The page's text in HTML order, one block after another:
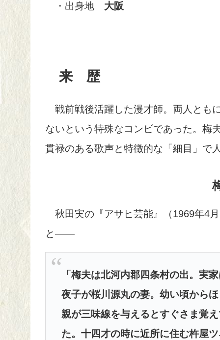
・出身地 大阪
来 歴
戦前戦後活躍した漫才師。両人とも
ないという特殊なコンビであった。梅
貫禄のある歌声と特徴的な「細目」で
秋田実の『アサヒ芸能』（1969年4
と――
「梅夫は北河内郡四条村の出。実
夜子が桜川源丸の妻。幼い頃から
親が三味線を与えるとすぐさま覚
た。十四才の時に近所に住む杵屋